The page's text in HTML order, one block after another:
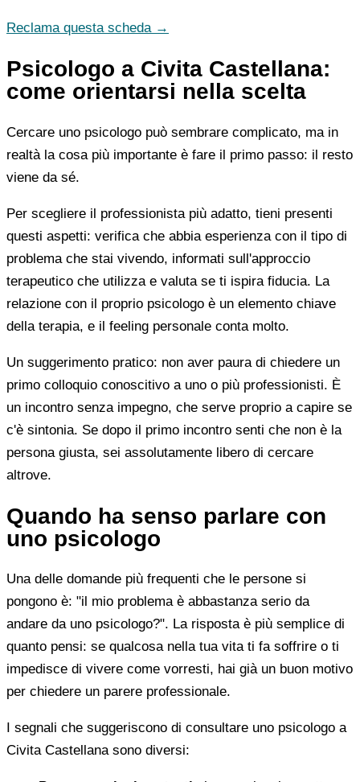
Reclama questa scheda →
Psicologo a Civita Castellana:
come orientarsi nella scelta
Cercare uno psicologo può sembrare complicato, ma in
realtà la cosa più importante è fare il primo passo: il resto
viene da sé.
Per scegliere il professionista più adatto, tieni presenti
questi aspetti: verifica che abbia esperienza con il tipo di
problema che stai vivendo, informati sull'approccio
terapeutico che utilizza e valuta se ti ispira fiducia. La
relazione con il proprio psicologo è un elemento chiave
della terapia, e il feeling personale conta molto.
Un suggerimento pratico: non aver paura di chiedere un
primo colloquio conoscitivo a uno o più professionisti. È
un incontro senza impegno, che serve proprio a capire se
c'è sintonia. Se dopo il primo incontro senti che non è la
persona giusta, sei assolutamente libero di cercare
altrove.
Quando ha senso parlare con
uno psicologo
Una delle domande più frequenti che le persone si
pongono è: "il mio problema è abbastanza serio da
andare da uno psicologo?". La risposta è più semplice di
quanto pensi: se qualcosa nella tua vita ti fa soffrire o ti
impedisce di vivere come vorresti, hai già un buon motivo
per chiedere un parere professionale.
I segnali che suggeriscono di consultare uno psicologo a
Civita Castellana sono diversi: